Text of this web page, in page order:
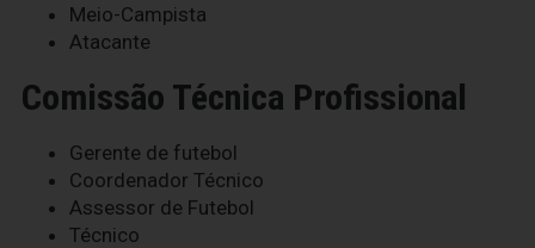
Meio-Campista
Atacante
Comissão Técnica Profissional
Gerente de futebol
Coordenador Técnico
Assessor de Futebol
Técnico